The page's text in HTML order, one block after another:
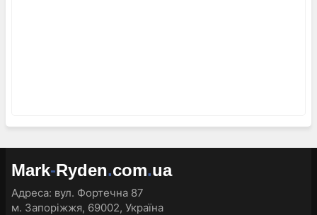
Mark-Ryden.com.ua
Адреса: вул. Фортечна 87
м. Запоріжжя, 69002, Україна